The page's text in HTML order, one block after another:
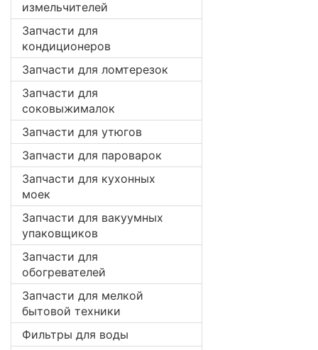
измельчителей
Запчасти для
кондиционеров
Запчасти для ломтерезок
Запчасти для
соковыжималок
Запчасти для утюгов
Запчасти для пароварок
Запчасти для кухонных
моек
Запчасти для вакуумных
упаковщиков
Запчасти для
обогревателей
Запчасти для мелкой
бытовой техники
Фильтры для воды